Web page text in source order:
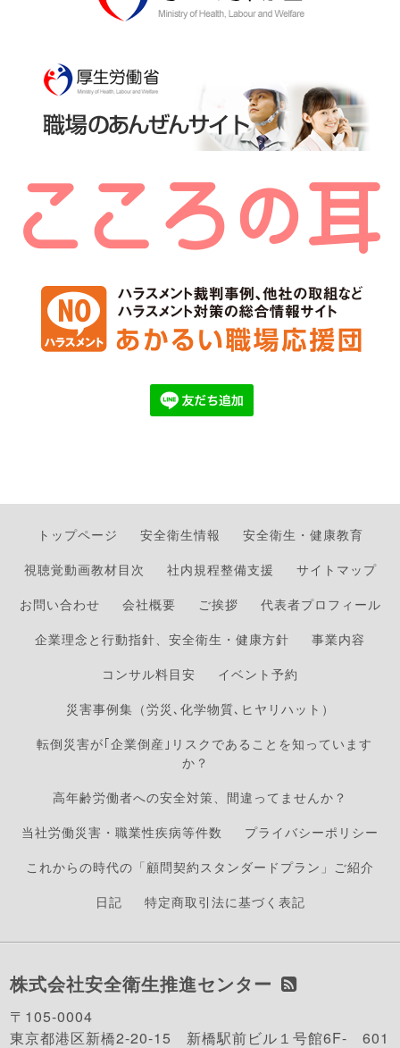
トップページ 安全衛生情報
安全衛生・健康教育
視聴覚動画教材目次
社内規程整備支援
サイトマップ
お問い合わせ
会社概要 ご挨拶
代表者プロフィール
企業理念と行動指針、安全衛生・健康方針
事業内容
コンサル料目安
イベント予約
災害事例集（労災､化学物質､ヒヤリハット）
転倒災害が｢企業倒産｣リスクであることを知っています
か？
高年齢労働者への安全対策、間違ってませんか？
当社労働災害・職業性疾病等件数
プライバシーポリシー
これからの時代の「顧問契約スタンダードプラン」ご紹介
日記
特定商取引法に基づく表記
株式会社安全衛生推進センター
〒105-0004
東京都港区新橋2-20-15 新橋駅前ビル１号館6F- 601